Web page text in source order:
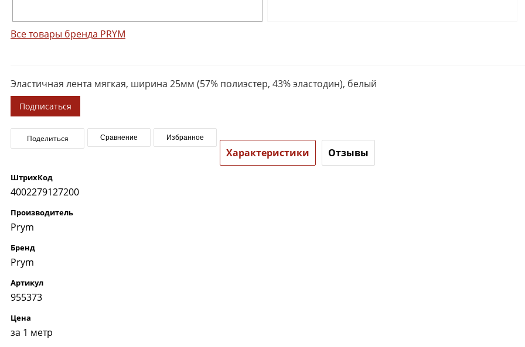
Все товары бренда PRYM
Эластичная лента мягкая, ширина 25мм (57% полиэстер, 43% эластодин), белый
Подписаться
Поделиться Сравнение Избранное
Характеристики Отзывы
ШтрихКод
4002279127200
Производитель
Prym
Бренд
Prym
Артикул
955373
Цена
за 1 метр